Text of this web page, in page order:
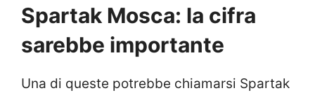
Spartak Mosca: la cifra
sarebbe importante
Una di queste potrebbe chiamarsi Spartak